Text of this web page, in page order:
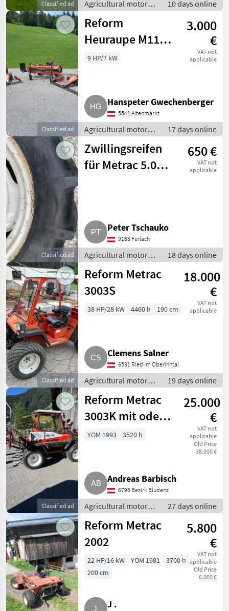
Classified ad
Agricultural motor
vehicles / Two-axle
mowers
10 days online
Classified ad
Reform
Heuraupe M11
und 2 Stk. 158
3.000
€
VAT not
applicable
9 HP/7 kW
Hanspeter Gwechenberger
5541 Altenmarkt
Agricultural motor
vehicles / Two-axle
mowers
17 days online
Classified ad
Zwillingsreifen
für Metrac 5.00-
650 €
VAT not
applicable
Peter Tschauko
9163 Ferlach
Agricultural motor
vehicles / Two-axle
mowers
18 days online
Classified ad
Reform Metrac
3003S
18.000
€
VAT not
applicable
38 HP/28 kW 4460 h 190 cm
Clemens Salner
6531 Ried im Oberinntal
Agricultural motor
vehicles / Two-axle
mowers
19 days online
Classified ad
Reform Metrac
3003K mit oder
ohne Geräte
25.000
€
VAT not
applicable
Old Price
38.000 €
YOM 1993 3520 h
Andreas Barbisch
6793 Bezirk Bludenz
Agricultural motor
vehicles / Two-axle
mowers
27 days online
Reform Metrac
2002
5.800
€
VAT not
applicable
Old Price
6.000 €
22 HP/16 kW YOM 1981
3700 h
200 cm
J .